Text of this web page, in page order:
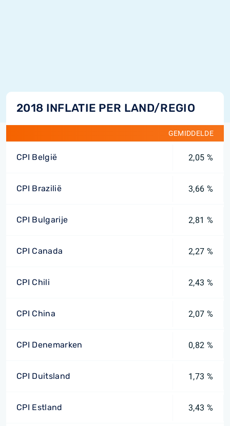
2018 INFLATIE PER LAND/REGIO
GEMIDDELDE
CPI België 2,05 %
CPI Brazilië 3,66 %
CPI Bulgarije 2,81 %
CPI Canada 2,27 %
CPI Chili 2,43 %
CPI China 2,07 %
CPI Denemarken 0,82 %
CPI Duitsland 1,73 %
CPI Estland 3,43 %